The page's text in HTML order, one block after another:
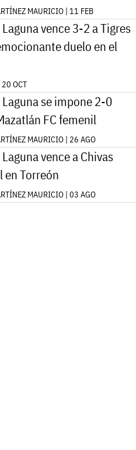
MAURICIO | 11 FEB
vence 3-2 a Tigres
duelo en el
20 OCT
se impone 2-0
FC femenil
MAURICIO | 26 AGO
vence a Chivas
en Torreón
MAURICIO | 03 AGO